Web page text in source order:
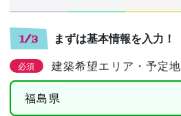
1/3 まずは基本情報を入力！
必須 建築希望エリア・予定地